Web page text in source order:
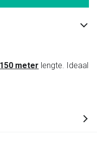
meter lengte. Ideaal